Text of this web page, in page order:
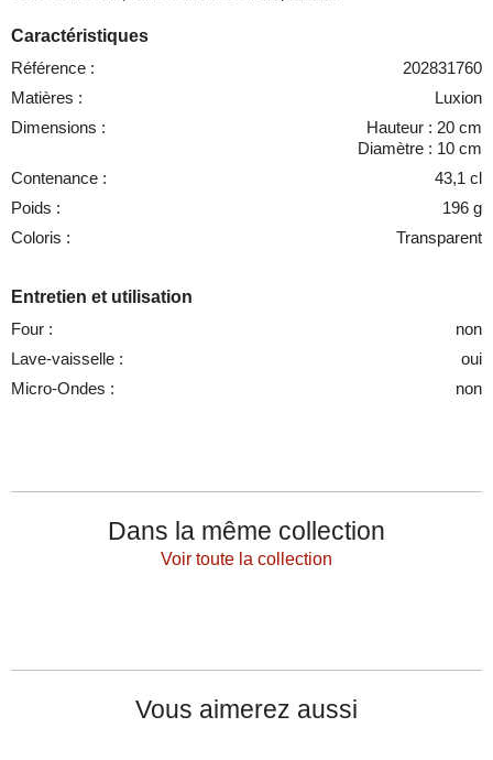
Caractéristiques
Référence :
202831760
Matières :
Luxion
Dimensions :
Hauteur : 20 cm
Diamètre : 10 cm
Contenance :
43,1 cl
Poids :
196 g
Coloris :
Transparent
Entretien et utilisation
Four :
non
Lave-vaisselle :
oui
Micro-Ondes :
non
Dans la même collection
Voir toute la collection
Vous aimerez aussi